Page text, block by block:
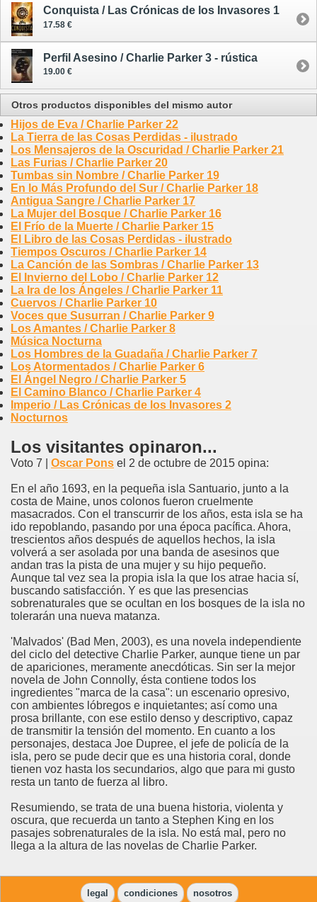
Conquista / Las Crónicas de los Invasores 1
17.58 €
Perfil Asesino / Charlie Parker 3 - rústica
19.00 €
Otros productos disponibles del mismo autor
Hijos de Eva / Charlie Parker 22
La Tierra de las Cosas Perdidas - ilustrado
Los Mensajeros de la Oscuridad / Charlie Parker 21
Las Furias / Charlie Parker 20
Tumbas sin Nombre / Charlie Parker 19
En lo Más Profundo del Sur / Charlie Parker 18
Antigua Sangre / Charlie Parker 17
La Mujer del Bosque / Charlie Parker 16
El Frío de la Muerte / Charlie Parker 15
El Libro de las Cosas Perdidas - ilustrado
Tiempos Oscuros / Charlie Parker 14
La Canción de las Sombras / Charlie Parker 13
El Invierno del Lobo / Charlie Parker 12
La Ira de los Ángeles / Charlie Parker 11
Cuervos / Charlie Parker 10
Voces que Susurran / Charlie Parker 9
Los Amantes / Charlie Parker 8
Música Nocturna
Los Hombres de la Guadaña / Charlie Parker 7
Los Atormentados / Charlie Parker 6
El Ángel Negro / Charlie Parker 5
El Camino Blanco / Charlie Parker 4
Imperio / Las Crónicas de los Invasores 2
Nocturnos
Los visitantes opinaron...
Voto 7 | Oscar Pons el 2 de octubre de 2015 opina:
En el año 1693, en la pequeña isla Santuario, junto a la
costa de Maine, unos colonos fueron cruelmente
masacrados. Con el transcurrir de los años, esta isla se ha
ido repoblando, pasando por una época pacífica. Ahora,
trescientos años después de aquellos hechos, la isla
volverá a ser asolada por una banda de asesinos que
andan tras la pista de una mujer y su hijo pequeño.
Aunque tal vez sea la propia isla la que los atrae hacia sí,
buscando satisfacción. Y es que las presencias
sobrenaturales que se ocultan en los bosques de la isla no
tolerarán una nueva matanza.
'Malvados' (Bad Men, 2003), es una novela independiente
del ciclo del detective Charlie Parker, aunque tiene un par
de apariciones, meramente anecdóticas. Sin ser la mejor
novela de John Connolly, ésta contiene todos los
ingredientes "marca de la casa": un escenario opresivo,
con ambientes lóbregos e inquietantes; así como una
prosa brillante, con ese estilo denso y descriptivo, capaz
de transmitir la tensión del momento. En cuanto a los
personajes, destaca Joe Dupree, el jefe de policía de la
isla, pero se pude decir que es una historia coral, donde
tienen voz hasta los secundarios, algo que para mi gusto
resta un tanto de fuerza al libro.
Resumiendo, se trata de una buena historia, violenta y
oscura, que recuerda un tanto a Stephen King en los
pasajes sobrenaturales de la isla. No está mal, pero no
llega a la altura de las novelas de Charlie Parker.
legal condiciones nosotros